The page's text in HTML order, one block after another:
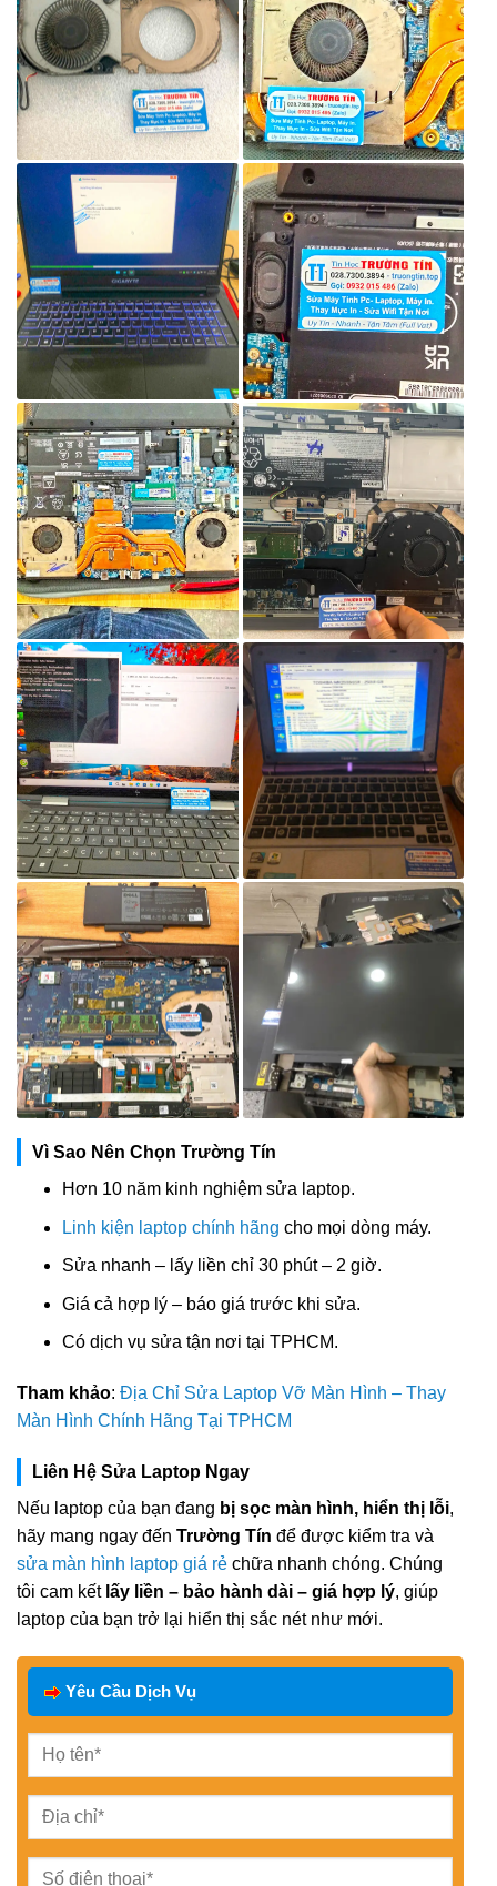
Vì Sao Nên Chọn Trường Tín
Hơn 10 năm kinh nghiệm sửa laptop.
Linh kiện laptop chính hãng cho mọi dòng máy.
Sửa nhanh – lấy liền chỉ 30 phút – 2 giờ.
Giá cả hợp lý – báo giá trước khi sửa.
Có dịch vụ sửa tận nơi tại TPHCM.
Tham khảo: Địa Chỉ Sửa Laptop Vỡ Màn Hình – Thay
Màn Hình Chính Hãng Tại TPHCM
Liên Hệ Sửa Laptop Ngay
Nếu laptop của bạn đang bị sọc màn hình, hiển thị lỗi,
hãy mang ngay đến Trường Tín để được kiểm tra và
sửa màn hình laptop giá rẻ chữa nhanh chóng. Chúng
tôi cam kết lấy liền – bảo hành dài – giá hợp lý, giúp
laptop của bạn trở lại hiển thị sắc nét như mới.
Yêu Cầu Dịch Vụ